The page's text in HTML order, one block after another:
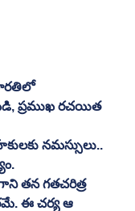
ప్రముఖ రచయిత
నమస్సులు..
తన గతచరిత్ర
ఈ చర్య ఆ